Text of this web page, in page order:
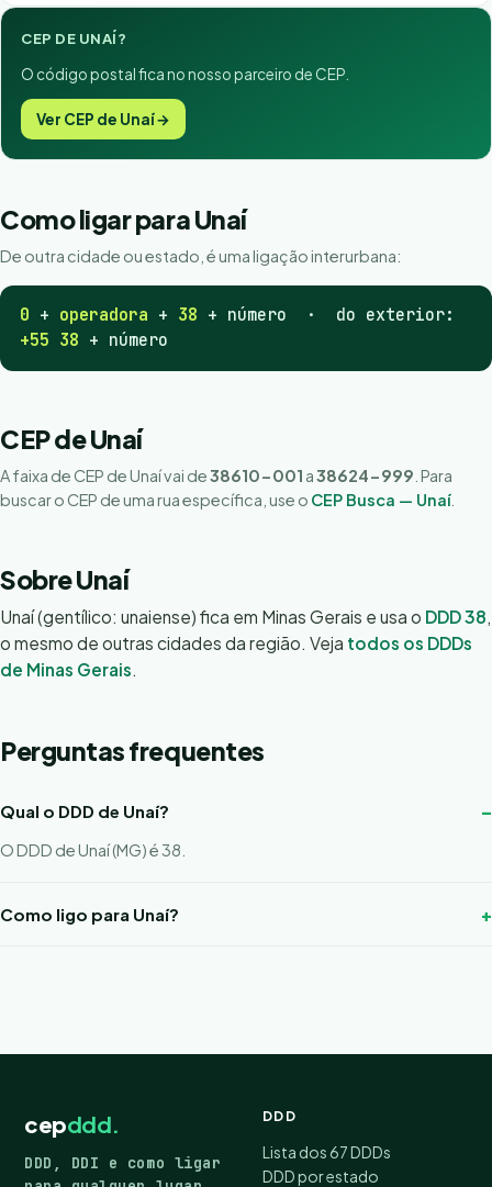
CEP DE UNAÍ?
O código postal fica no nosso parceiro de CEP.
Ver CEP de Unaí →
Como ligar para Unaí
De outra cidade ou estado, é uma ligação interurbana:
0 + operadora + 38 + número · do exterior:
+55 38 + número
CEP de Unaí
A faixa de CEP de Unaí vai de38610-001 a38624-999 . Para
buscar o CEP de uma rua específica, use o CEP Busca — Unaí.
Sobre Unaí
Unaí (gentílico: unaiense) fica em Minas Gerais e usa o DDD 38,
o mesmo de outras cidades da região. Veja todos os DDDs
de Minas Gerais.
Perguntas frequentes
Qual o DDD de Unaí?
O DDD de Unaí (MG) é 38.
Como ligo para Unaí?
cepddd.
DDD, DDI e como ligar
DDD
Lista dos 67 DDDs
DDD por estado